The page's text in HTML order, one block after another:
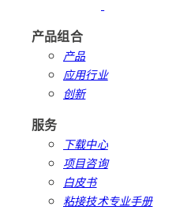
产品组合
产品
应用行业
创新
服务
下载中心
项目咨询
白皮书
粘接技术专业手册